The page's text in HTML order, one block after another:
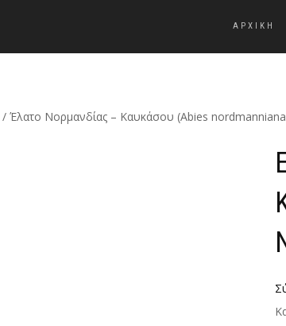
ΑΡΧΙΚΗ
/ Έλατο Νορμανδίας – Καυκάσου (Abies